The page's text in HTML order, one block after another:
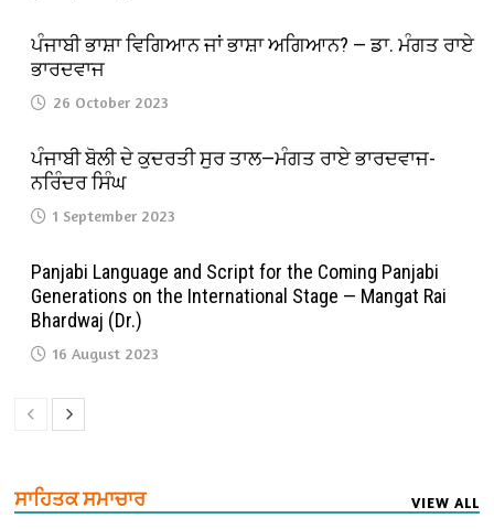
ਪੰਜਾਬੀ ਭਾਸ਼ਾ ਵਿਗਿਆਨ ਜਾਂ ਭਾਸ਼ਾ ਅਗਿਆਨ? — ਡਾ. ਮੰਗਤ ਰਾਏ
ਭਾਰਦਵਾਜ
26 October 2023
ਪੰਜਾਬੀ ਬੋਲੀ ਦੇ ਕੁਦਰਤੀ ਸੁਰ ਤਾਲ—ਮੰਗਤ ਰਾਏ ਭਾਰਦਵਾਜ-
ਨਰਿੰਦਰ ਸਿੰਘ
1 September 2023
Panjabi Language and Script for the Coming Panjabi
Generations on the International Stage — Mangat Rai
Bhardwaj (Dr.)
16 August 2023
ਸਾਹਿਤਕ ਸਮਾਚਾਰ VIEW ALL